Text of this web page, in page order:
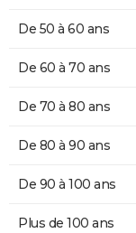
De 50 à 60 ans
De 60 à 70 ans
De 70 à 80 ans
De 80 à 90 ans
De 90 à 100 ans
Plus de 100 ans